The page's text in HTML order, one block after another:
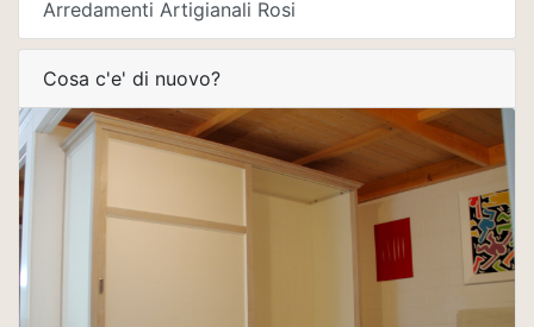
Arredamenti Artigianali Rosi
Cosa c'e' di nuovo?